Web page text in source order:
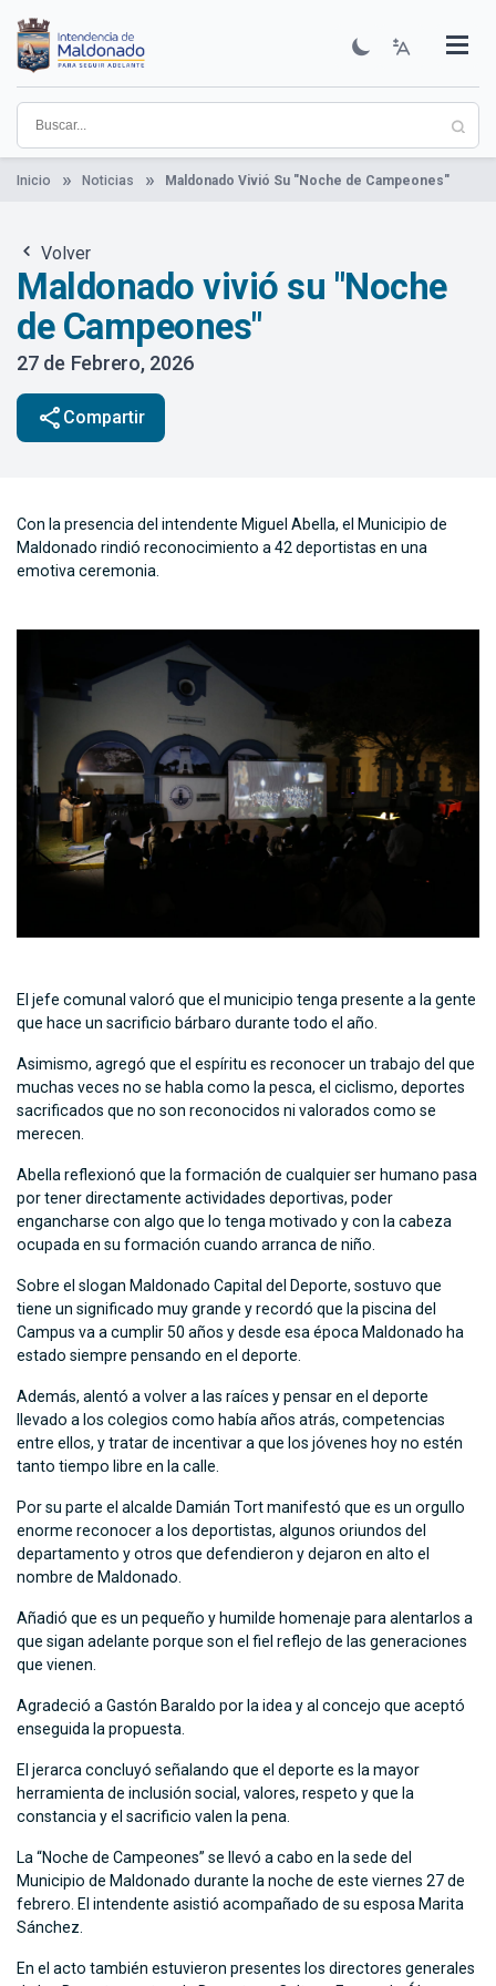
contenido
principal
Institucional
Municipios
Descubre Maldonado
Comunicación
Servicios
Guía De Trámites
Ver Noticias
Inicio Noticias Maldonado Vivió Su "Noche de Campeones"
Volver
Maldonado vivió su "Noche
de Campeones"
27 de Febrero, 2026
share Compartir
Con la presencia del intendente Miguel Abella, el Municipio de
Maldonado rindió reconocimiento a 42 deportistas en una
emotiva ceremonia.
El jefe comunal valoró que el municipio tenga presente a la gente
que hace un sacrificio bárbaro durante todo el año.
Asimismo, agregó que el espíritu es reconocer un trabajo del que
muchas veces no se habla como la pesca, el ciclismo, deportes
sacrificados que no son reconocidos ni valorados como se
merecen.
Abella reflexionó que la formación de cualquier ser humano pasa
por tener directamente actividades deportivas, poder
engancharse con algo que lo tenga motivado y con la cabeza
ocupada en su formación cuando arranca de niño.
Sobre el slogan Maldonado Capital del Deporte, sostuvo que
tiene un significado muy grande y recordó que la piscina del
Campus va a cumplir 50 años y desde esa época Maldonado ha
estado siempre pensando en el deporte.
Además, alentó a volver a las raíces y pensar en el deporte
llevado a los colegios como había años atrás, competencias
entre ellos, y tratar de incentivar a que los jóvenes hoy no estén
tanto tiempo libre en la calle.
Por su parte el alcalde Damián Tort manifestó que es un orgullo
enorme reconocer a los deportistas, algunos oriundos del
departamento y otros que defendieron y dejaron en alto el
nombre de Maldonado.
Añadió que es un pequeño y humilde homenaje para alentarlos a
que sigan adelante porque son el fiel reflejo de las generaciones
que vienen.
Agradeció a Gastón Baraldo por la idea y al concejo que aceptó
enseguida la propuesta.
El jerarca concluyó señalando que el deporte es la mayor
herramienta de inclusión social, valores, respeto y que la
constancia y el sacrificio valen la pena.
La “Noche de Campeones” se llevó a cabo en la sede del
Municipio de Maldonado durante la noche de este viernes 27 de
febrero. El intendente asistió acompañado de su esposa Marita
Sánchez.
En el acto también estuvieron presentes los directores generales